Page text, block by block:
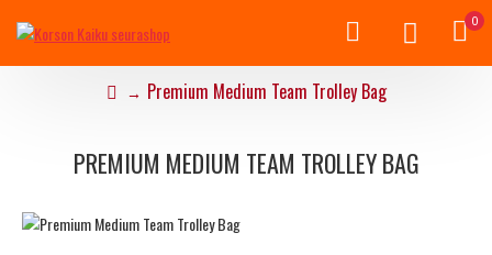
0
Premium Medium Team Trolley Bag
PREMIUM MEDIUM TEAM TROLLEY BAG